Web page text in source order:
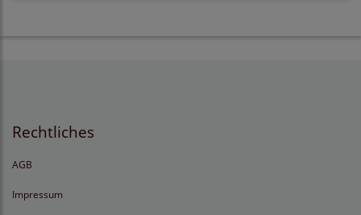
Rechtliches
AGB
Impressum